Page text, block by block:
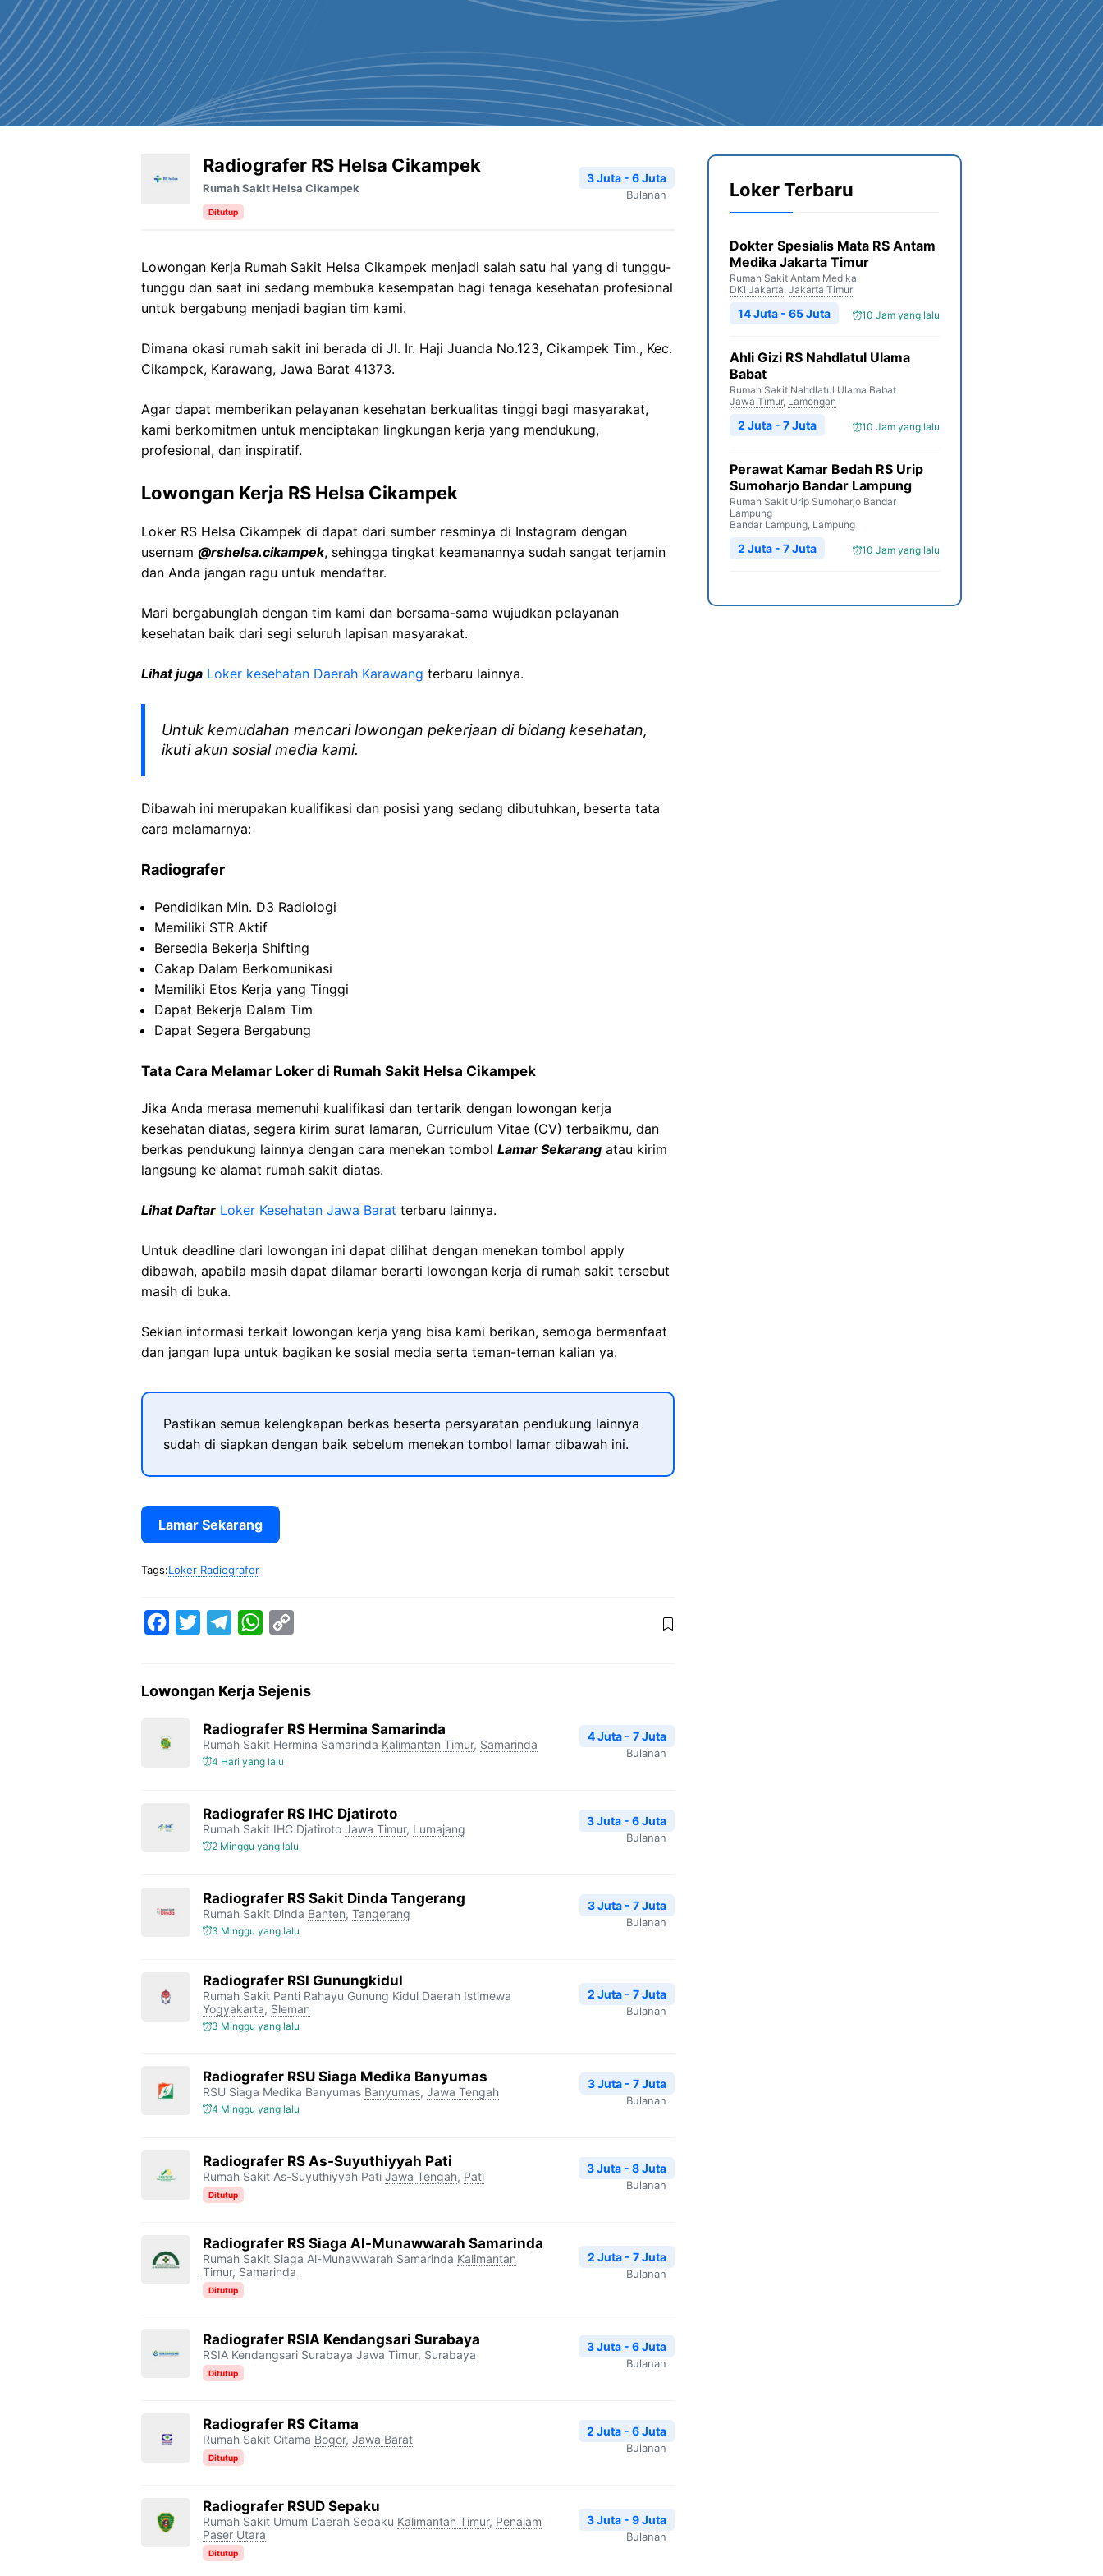
Radiografer RS Helsa Cikampek
Rumah Sakit Helsa Cikampek
Ditutup
3 Juta - 6 Juta
Bulanan
Lowongan Kerja Rumah Sakit Helsa Cikampek menjadi salah satu hal yang di tunggu-
tunggu dan saat ini sedang membuka kesempatan bagi tenaga kesehatan profesional
untuk bergabung menjadi bagian tim kami.
Dimana okasi rumah sakit ini berada di Jl. Ir. Haji Juanda No.123, Cikampek Tim., Kec.
Cikampek, Karawang, Jawa Barat 41373.
Agar dapat memberikan pelayanan kesehatan berkualitas tinggi bagi masyarakat,
kami berkomitmen untuk menciptakan lingkungan kerja yang mendukung,
profesional, dan inspiratif.
Lowongan Kerja RS Helsa Cikampek
Loker RS Helsa Cikampek di dapat dari sumber resminya di Instagram dengan
usernam @rshelsa.cikampek, sehingga tingkat keamanannya sudah sangat terjamin
dan Anda jangan ragu untuk mendaftar.
Mari bergabunglah dengan tim kami dan bersama-sama wujudkan pelayanan
kesehatan baik dari segi seluruh lapisan masyarakat.
Lihat juga Loker kesehatan Daerah Karawang terbaru lainnya.
Untuk kemudahan mencari lowongan pekerjaan di bidang kesehatan,
ikuti akun sosial media kami.
Dibawah ini merupakan kualifikasi dan posisi yang sedang dibutuhkan, beserta tata
cara melamarnya:
Radiografer
Pendidikan Min. D3 Radiologi
Memiliki STR Aktif
Bersedia Bekerja Shifting
Cakap Dalam Berkomunikasi
Memiliki Etos Kerja yang Tinggi
Dapat Bekerja Dalam Tim
Dapat Segera Bergabung
Tata Cara Melamar Loker di Rumah Sakit Helsa Cikampek
Jika Anda merasa memenuhi kualifikasi dan tertarik dengan lowongan kerja
kesehatan diatas, segera kirim surat lamaran, Curriculum Vitae (CV) terbaikmu, dan
berkas pendukung lainnya dengan cara menekan tombol Lamar Sekarang atau kirim
langsung ke alamat rumah sakit diatas.
Lihat Daftar Loker Kesehatan Jawa Barat terbaru lainnya.
Untuk deadline dari lowongan ini dapat dilihat dengan menekan tombol apply
dibawah, apabila masih dapat dilamar berarti lowongan kerja di rumah sakit tersebut
masih di buka.
Sekian informasi terkait lowongan kerja yang bisa kami berikan, semoga bermanfaat
dan jangan lupa untuk bagikan ke sosial media serta teman-teman kalian ya.
Pastikan semua kelengkapan berkas beserta persyaratan pendukung lainnya
sudah di siapkan dengan baik sebelum menekan tombol lamar dibawah ini.
Lamar Sekarang
Tags:Loker Radiografer
e
o
t
t
e
r
e
g
r
a
W
t
s
A
p
y
L
i
Lowongan Kerja Sejenis
Radiografer RS Hermina Samarinda
Rumah Sakit Hermina Samarinda Kalimantan Timur, Samarinda
4 Hari yang lalu
4 Juta - 7 Juta
Bulanan
Radiografer RS IHC Djatiroto
Rumah Sakit IHC Djatiroto Jawa Timur, Lumajang
2 Minggu yang lalu
3 Juta - 6 Juta
Bulanan
Radiografer RS Sakit Dinda Tangerang
Rumah Sakit Dinda Banten, Tangerang
3 Minggu yang lalu
3 Juta - 7 Juta
Bulanan
Radiografer RSI Gunungkidul
Rumah Sakit Panti Rahayu Gunung Kidul Daerah Istimewa
Yogyakarta, Sleman
3 Minggu yang lalu
2 Juta - 7 Juta
Bulanan
Radiografer RSU Siaga Medika Banyumas
RSU Siaga Medika Banyumas Banyumas, Jawa Tengah
4 Minggu yang lalu
3 Juta - 7 Juta
Bulanan
Radiografer RS As-Suyuthiyyah Pati
Rumah Sakit As-Suyuthiyyah Pati Jawa Tengah, Pati
Ditutup
3 Juta - 8 Juta
Bulanan
Radiografer RS Siaga Al-Munawwarah Samarinda
Rumah Sakit Siaga Al-Munawwarah Samarinda Kalimantan
Timur, Samarinda
Ditutup
2 Juta - 7 Juta
Bulanan
Radiografer RSIA Kendangsari Surabaya
RSIA Kendangsari Surabaya Jawa Timur, Surabaya
Ditutup
3 Juta - 6 Juta
Bulanan
Radiografer RS Citama
Rumah Sakit Citama Bogor, Jawa Barat
Ditutup
2 Juta - 6 Juta
Bulanan
Radiografer RSUD Sepaku
Rumah Sakit Umum Daerah Sepaku Kalimantan Timur, Penajam
Paser Utara
Ditutup
3 Juta - 9 Juta
Bulanan
Loker Terbaru
Dokter Spesialis Mata RS Antam
Medika Jakarta Timur
Rumah Sakit Antam Medika
DKI Jakarta, Jakarta Timur
10 Jam yang lalu
14 Juta - 65 Juta
Ahli Gizi RS Nahdlatul Ulama
Babat
Rumah Sakit Nahdlatul Ulama Babat
Jawa Timur, Lamongan
10 Jam yang lalu
2 Juta - 7 Juta
Perawat Kamar Bedah RS Urip
Sumoharjo Bandar Lampung
Rumah Sakit Urip Sumoharjo Bandar
Lampung
Bandar Lampung, Lampung
10 Jam yang lalu
2 Juta - 7 Juta